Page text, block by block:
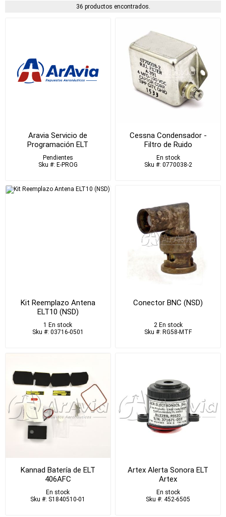
36 productos encontrados.
Aravia Servicio de
Programación ELT
Artex/Kannad
Pendientes
Sku #: E-PROG
Cessna Condensador -
Filtro de Ruido
En stock
Sku #: 0770038-2
Kit Reemplazo Antena
ELT10 (NSD)
1 En stock
Sku #: 03716-0501
Conector BNC (NSD)
2 En stock
Sku #: RG58-MTF
Kannad Batería de ELT
406AFC
En stock
Sku #: S1840510-01
Artex Alerta Sonora ELT
Artex
En stock
Sku #: 452-6505